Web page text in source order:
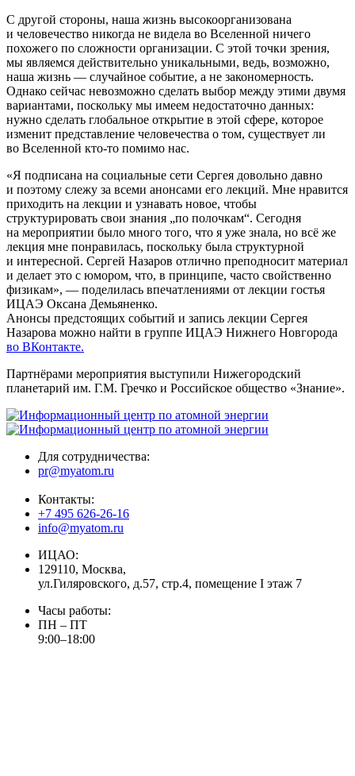
С другой стороны, наша жизнь высокоорганизована
и человечество никогда не видела во Вселенной ничего
похожего по сложности организации. С этой точки зрения,
мы являемся действительно уникальными, ведь, возможно,
наша жизнь — случайное событие, а не закономерность.
Однако сейчас невозможно сделать выбор между этими двумя
вариантами, поскольку мы имеем недостаточно данных:
нужно сделать глобальное открытие в этой сфере, которое
изменит представление человечества о том, существует ли
во Вселенной кто-то помимо нас.
«Я подписана на социальные сети Сергея довольно давно
и поэтому слежу за всеми анонсами его лекций. Мне нравится
приходить на лекции и узнавать новое, чтобы
структурировать свои знания „по полочкам“. Сегодня
на мероприятии было много того, что я уже знала, но всё же
лекция мне понравилась, поскольку была структурной
и интересной. Сергей Назаров отлично преподносит материал
и делает это с юмором, что, в принципе, часто свойственно
физикам», — поделилась впечатлениями от лекции гостья
ИЦАЭ Оксана Демьяненко.
Анонсы предстоящих событий и запись лекции Сергея
Назарова можно найти в группе ИЦАЭ Нижнего Новгорода
во ВКонтакте.
Партнёрами мероприятия выступили Нижегородский
планетарий им. Г.М. Гречко и Российское общество «Знание».
Для сотрудничества:
pr@myatom.ru
Контакты:
+7 495 626-26-16
info@myatom.ru
ИЦАО:
129110, Москва,
ул.Гиляровского, д.57, стр.4, помещение I этаж 7
Часы работы:
ПН – ПТ
9:00–18:00